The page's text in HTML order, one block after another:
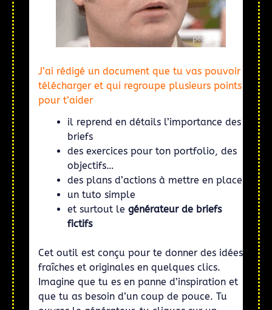
J’ai rédigé un document que tu vas pouvoir
télécharger et qui regroupe plusieurs points
pour t’aider
il reprend en détails l’importance des
briefs
des exercices pour ton portfolio, des
objectifs…
des plans d’actions à mettre en place
un tuto simple
et surtout le générateur de briefs
fictifs
Cet outil est conçu pour te donner des idées
fraîches et originales en quelques clics.
Imagine que tu es en panne d’inspiration et
que tu as besoin d’un coup de pouce. Tu